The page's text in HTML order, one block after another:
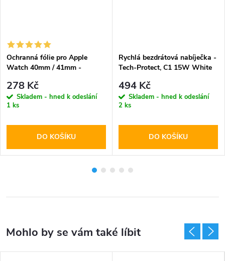
Ochranná fólie pro Apple
Watch 40mm / 41mm -
278 Kč
Skladem - hned k odeslání
1 ks
DO KOŠÍKU
Rychlá bezdrátová nabíječka -
Tech-Protect, C1 15W White
494 Kč
Skladem - hned k odeslání
2 ks
DO KOŠÍKU